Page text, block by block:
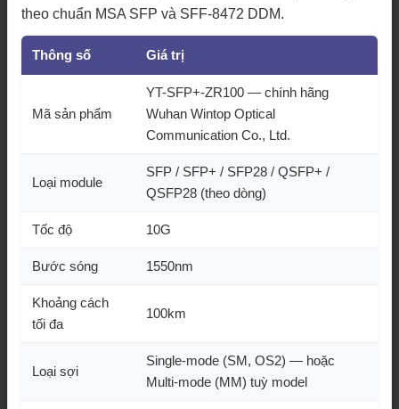
theo chuẩn MSA SFP và SFF-8472 DDM.
Thông số Giá trị
Mã sản phẩm
YT-SFP+-ZR100 — chính hãng
Wuhan Wintop Optical
Communication Co., Ltd.
Loại module
SFP / SFP+ / SFP28 / QSFP+ /
QSFP28 (theo dòng)
Tốc độ 10G
Bước sóng 1550nm
Khoảng cách
tối đa
100km
Loại sợi
Single-mode (SM, OS2) — hoặc
Multi-mode (MM) tuỳ model